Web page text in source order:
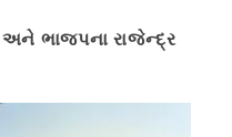
અને ભાજપના રાજેન્દ્ર